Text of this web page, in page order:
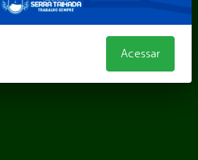
Solicitar um
pedido
Acessar